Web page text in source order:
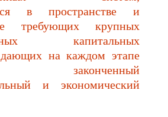
в пространстве и
требующих крупных
капитальных
на каждом этапе
законченный
и экономический